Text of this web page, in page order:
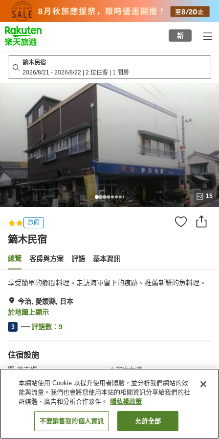
top
page
新
鏑木民宿
2026/8/21 - 2026/8/22 | 2 位住客 | 1 間房
15
旅館
鏑木民宿
總覽 客房與方案 評語 基本資訊
享受簡單的鄉間料理。走訪海軍留下的痕跡。推薦新鮮的魚料理。
今治, 愛媛縣, 日本
於地圖上顯示
3 評語數： 9
住宿設施
停車場
寵物友善
會議室
宴會廳
首頁 日本 愛媛縣 今治 鏑木民宿
找客房
本網站使用 Cookie 以提升使用者體驗，並分析我們網站的效
能與流量。我們也會將您使用本站的相關資訊分享給我們的社
群媒體、廣告和分析合作夥伴。
隱私權政策
不要銷售我的個人資訊 允許全部